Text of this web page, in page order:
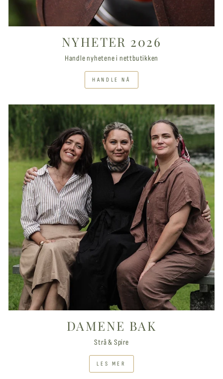
NYHETER 2026
Handle nyhetene i nettbutikken
HANDLE NÅ
DAMENE BAK
Strå & Spire
LES MER